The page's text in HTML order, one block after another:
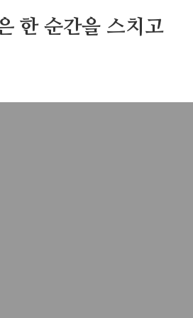
한 순간을 스치고